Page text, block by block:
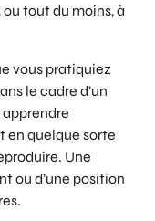
tout du moins, à
vous pratiquiez
le cadre d’un
en quelque sorte
Une
ou d’une position